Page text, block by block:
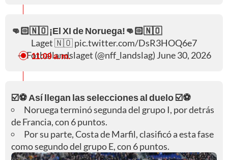
👊🏻🇳🇴 ¡El XI de Noruega!👊🏻🇳🇴
Laget 🇳🇴pic.twitter.com/DsR3HOQ6e7
— Fotballandslaget (@nff_landslag)June 30, 2026
11:09 a. m.
☑️⚽ Así llegan las selecciones al duelo ☑️⚽
Noruega terminó segunda del grupo I, por detrás
de Francia, con 6 puntos.
Por su parte, Costa de Marfil, clasificó a esta fase
como segundo del grupo E, con 6 puntos.